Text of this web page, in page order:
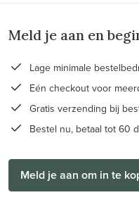
Meld je aan en
Lage minimale
Eén checkout voor
Gratis verzending bij
Bestel nu, betaal tot 60
Meld je aan om in te